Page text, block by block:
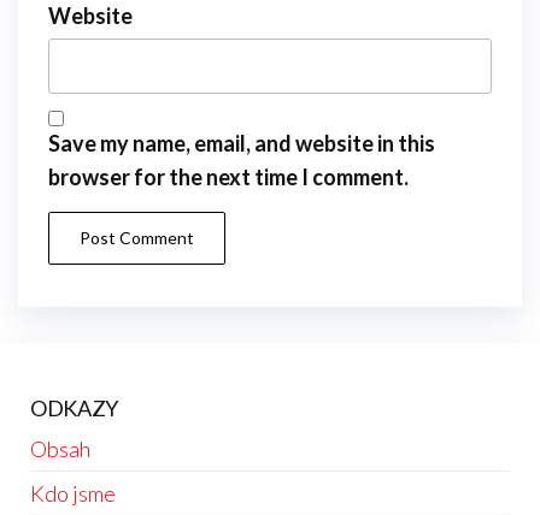
Website
Save my name, email, and website in this
browser for the next time I comment.
ODKAZY
Obsah
Kdo jsme